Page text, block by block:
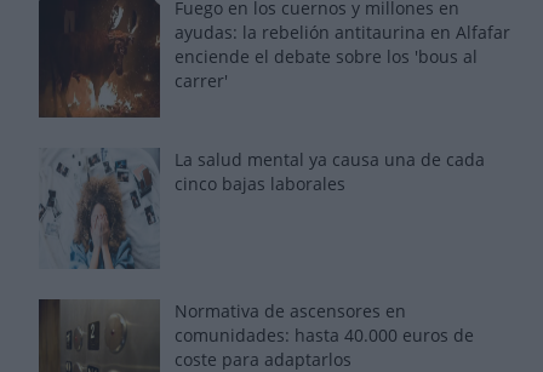
Fuego en los cuernos y millones en
ayudas: la rebelión antitaurina en Alfafar
enciende el debate sobre los 'bous al
carrer'
La salud mental ya causa una de cada
cinco bajas laborales
Normativa de ascensores en
comunidades: hasta 40.000 euros de
coste para adaptarlos